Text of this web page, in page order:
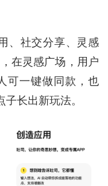
、社交分享、灵感
在灵感广场，用户
可一键做同款，也
长出新玩法。